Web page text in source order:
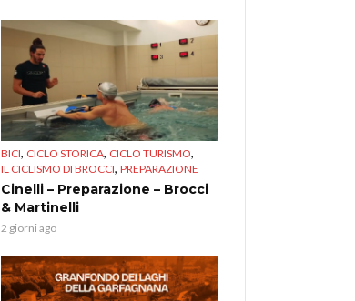
BICI, CICLO STORICA, CICLO TURISMO,
IL CICLISMO DI BROCCI, PREPARAZIONE
Cinelli – Preparazione – Brocci
& Martinelli
2 giorni ago